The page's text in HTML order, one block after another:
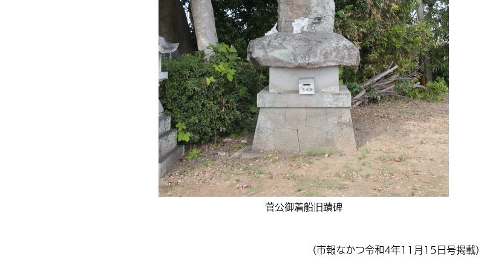
菅公御着船旧蹟碑
（市報なかつ令和4年11月15日号掲載）